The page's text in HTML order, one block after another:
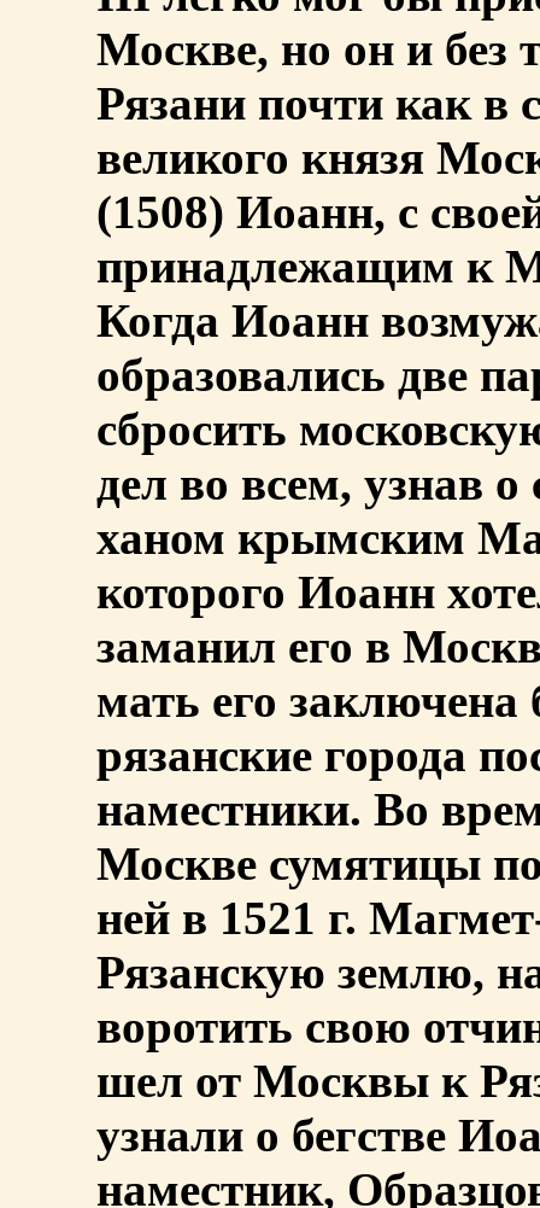
Москве, но он и без
Рязани почти как в
великого князя
(1508) Иоанн, с
принадлежащим к
Когда Иоанн
образовались две
сбросить
дел во всем, узнав
ханом крымским
которого Иоанн
заманил его в
мать его
рязанские города
наместники. Во
Москве сумятицы
ней в 1521 г.
Рязанскую землю,
воротить свою
шел от Москвы к
узнали о бегстве
наместник,